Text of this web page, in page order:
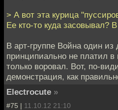
> А вот эта курица
Ее кто-то куда засовывал?
В арт-группе Война один из
принципиально не платил в
только воровал. Вот, по-
демонстрация, как
Electrocute »
#75 | 11.10.12 21:10